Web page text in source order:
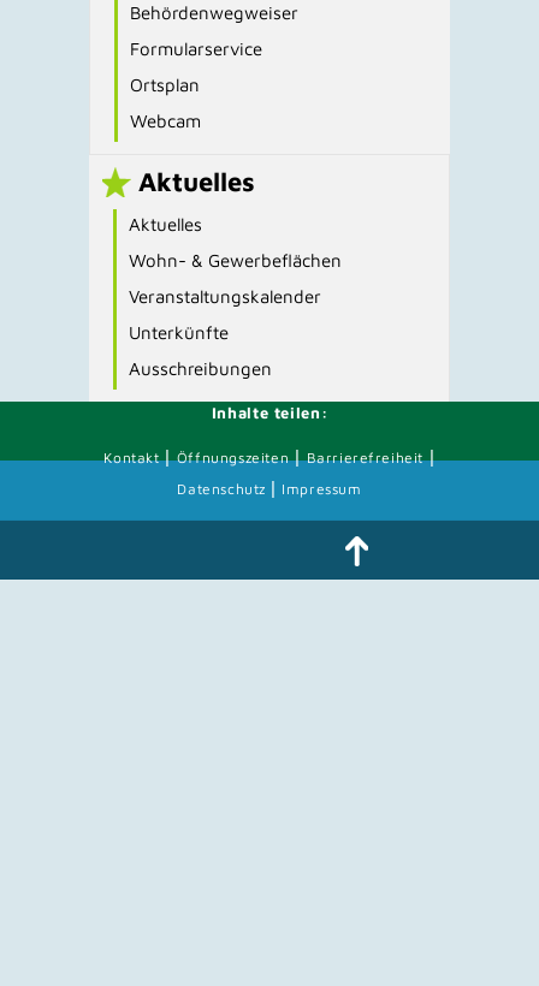
Behördenwegweiser
Formularservice
Ortsplan
Webcam
Aktuelles
Aktuelles
Wohn- & Gewerbeflächen
Veranstaltungskalender
Unterkünfte
Ausschreibungen
Inhalte teilen:
Kontakt|Öffnungszeiten|Barrierefreiheit|
Datenschutz | Impressum